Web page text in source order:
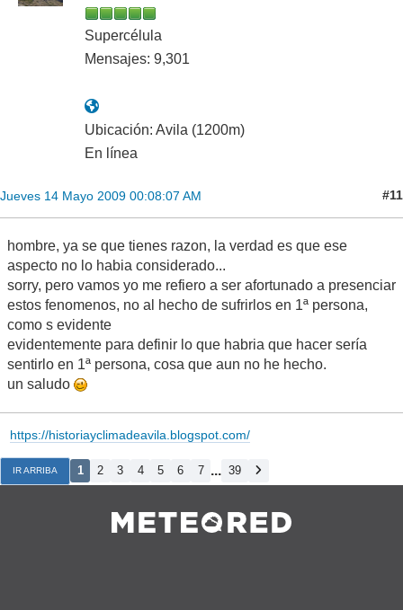
Supercélula
Mensajes: 9,301
Ubicación: Avila (1200m)
En línea
Jueves 14 Mayo 2009 00:08:07 AM #11
hombre, ya se que tienes razon, la verdad es que ese
aspecto no lo habia considerado...
sorry, pero vamos yo me refiero a ser afortunado a presenciar
estos fenomenos, no al hecho de sufrirlos en 1ª persona,
como s evidente
evidentemente para definir lo que habria que hacer sería
sentirlo en 1ª persona, cosa que aun no he hecho.
un saludo
https://historiayclimadeavila.blogspot.com/
IR ARRIBA 1 2 3 4 5 6 7 ... 39